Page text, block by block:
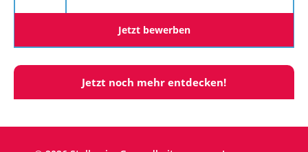
Jetzt bewerben
Jetzt noch mehr entdecken!